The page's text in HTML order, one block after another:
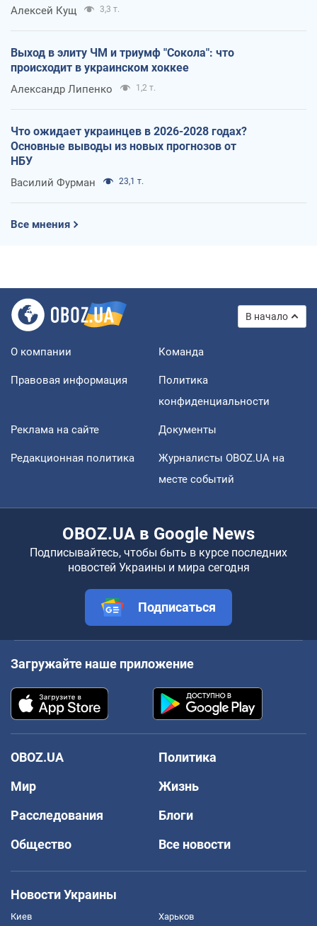
Алексей Кущ 3,3 т.
Выход в элиту ЧМ и триумф "Сокола": что
происходит в украинском хоккее
Александр Липенко 1,2 т.
Что ожидает украинцев в 2026-2028 годах?
Основные выводы из новых прогнозов от
НБУ
Василий Фурман 23,1 т.
Все мнения
В начало
О компании Команда
Правовая информация
Политика
конфиденциальности
Реклама на сайте Документы
Редакционная политика
Журналисты OBOZ.UA на
месте событий
OBOZ.UA в Google News
Подписывайтесь, чтобы быть в курсе последних
новостей Украины и мира сегодня
Подписаться
Загружайте наше приложение
OBOZ.UA
Политика
Мир
Жизнь
Расследования
Блоги
Общество
Все новости
Новости Украины
Киев Харьков